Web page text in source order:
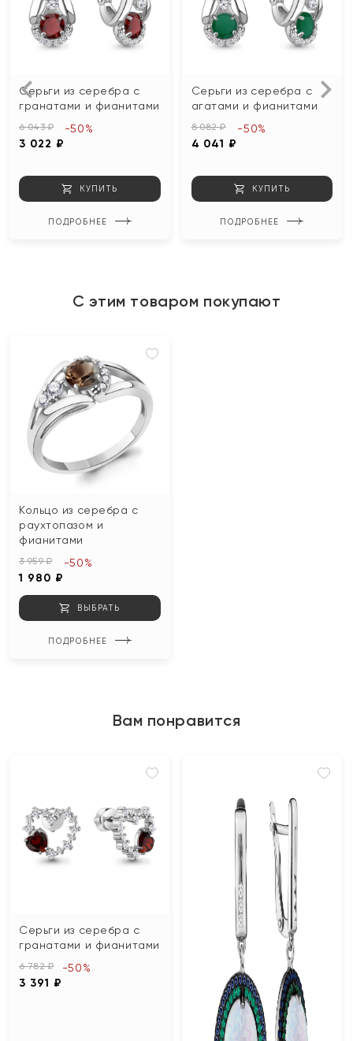
Серьги из серебра с
гранатами и фианитами
6 043 ₽
3 022 ₽
-50%
КУПИТЬ
ПОДРОБНЕЕ
Серьги из серебра с
агатами и фианитами
8 082 ₽
4 041 ₽
-50%
КУПИТЬ
ПОДРОБНЕЕ
С этим товаром покупают
Кольцо из серебра с
раухтопазом и
фианитами
3 959 ₽
1 980 ₽
-50%
ВЫБРАТЬ
ПОДРОБНЕЕ
Вам понравится
Серьги из серебра с
гранатами и фианитами
6 782 ₽
3 391 ₽
-50%